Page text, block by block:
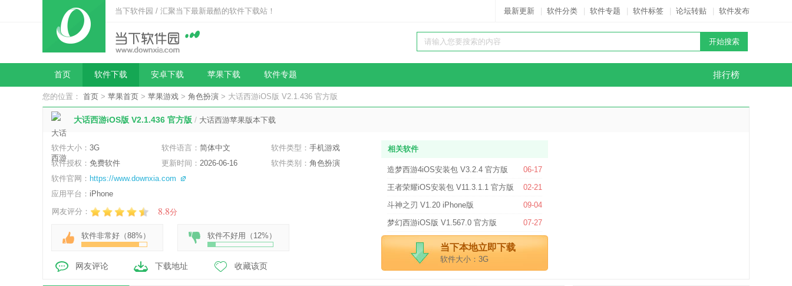
当下软件园 / 汇聚当下最新最酷的软件下载站！ 最新更新 软件分类 软件专题 软件标签 论坛转贴 软件发布
排行榜
首页 软件下载 安卓下载 苹果下载 软件专题
您的位置： 首页 > 苹果首页 > 苹果游戏 > 角色扮演 > 大话西游iOS版 V2.1.436 官方版
大话西游iOS版 V2.1.436 官方版 / 大话西游苹果版本下载
软件大小： 3G 软件语言： 简体中文 软件类型：手机游戏
软件授权： 免费软件 更新时间： 2026-06-16 软件类别：角色扮演
软件官网： https://www.downxia.com
应用平台： iPhone
网友评分：
8.8分
软件非常好（88% ） 软件不好用（ 12% ）
网友评论 下载地址 收藏该页
相关软件
06-17
造梦西游4iOS安装包 V3.2.4 官方版
02-21
王者荣耀iOS安装包 V11.3.1.1 官方版
09-04
斗神之刃 V1.20 iPhone版
07-27
梦幻西游iOS版 V1.567.0 官方版
当下本地立即下载
软件大小：3G